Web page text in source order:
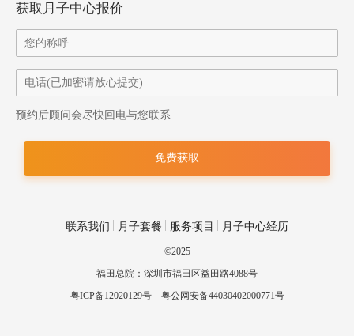
获取月子中心报价
预约后顾问会尽快回电与您联系
联系我们 月子套餐 服务项目 月子中心经历
©2025
福田总院：深圳市福田区益田路4088号
粤ICP备12020129号 粤公网安备44030402000771号